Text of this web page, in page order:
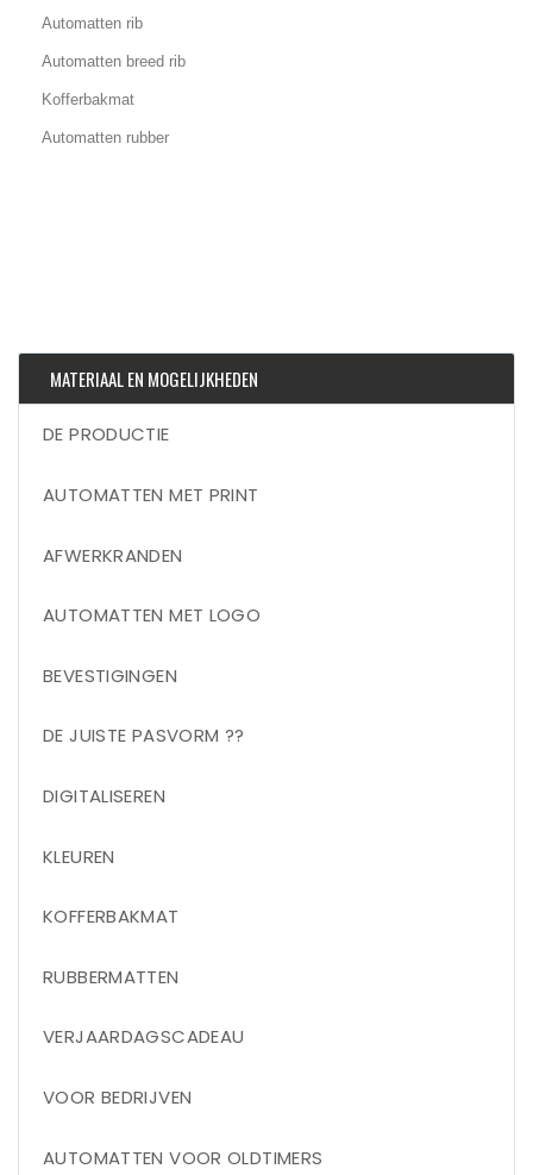
Automatten rib
Automatten breed rib
Kofferbakmat
Automatten rubber
MATERIAAL EN MOGELIJKHEDEN
DE PRODUCTIE
AUTOMATTEN MET PRINT
AFWERKRANDEN
AUTOMATTEN MET LOGO
BEVESTIGINGEN
DE JUISTE PASVORM ??
DIGITALISEREN
KLEUREN
KOFFERBAKMAT
RUBBERMATTEN
VERJAARDAGSCADEAU
VOOR BEDRIJVEN
AUTOMATTEN VOOR OLDTIMERS